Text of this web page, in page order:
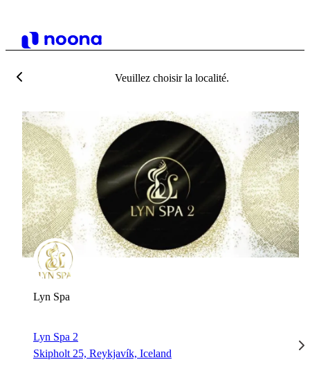
Veuillez choisir la localité.
Lyn Spa
Lyn Spa 2
Skipholt 25, Reykjavík, Iceland